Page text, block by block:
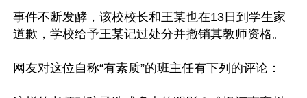
事件不断发酵，该校校长和王某也在13日到学生家
道歉，学校给予王某记过处分并撤销其教师资格。
网友对这位自称“有素质”的班主任有下列的评论：